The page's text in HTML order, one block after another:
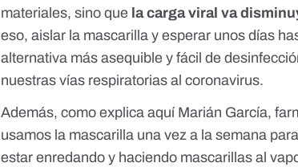
materiales, sino que la carga viral va
eso, aislar la mascarilla y esperar unos días
alternativa más asequible y fácil de
nuestras vías respiratorias al coronavirus.
Además, como explicaaquí Marián García,
usamos la mascarilla una vez a la semana
estar enredando y haciendo mascarillas al